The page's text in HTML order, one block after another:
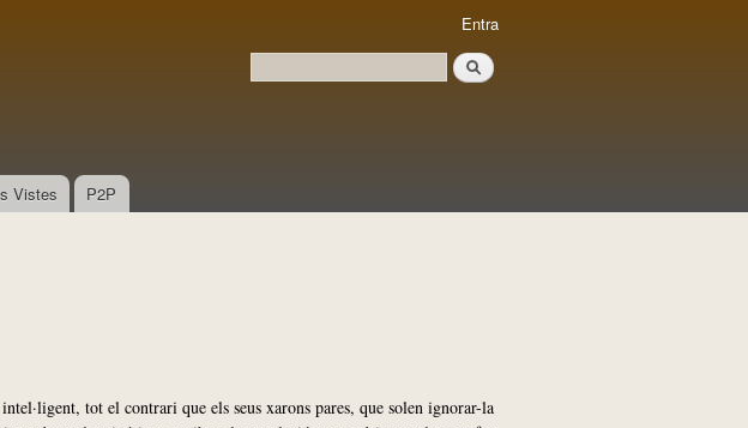
Formulari de cerca
Cerca
Vistes P2P
Entra
tot el contrari que els seus xarons pares, que solen ignorar-la